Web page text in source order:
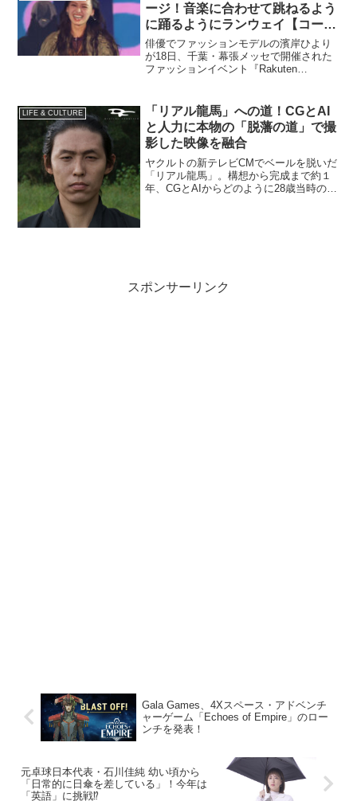
ージ！音楽に合わせて跳ねるよう
に踊るようにランウェイ【コーデ
詳報・価格】
俳優でファッションモデルの濱岸ひより
が18日、千葉・幕張メッセで開催された
ファッションイベント『Rakuten
ー）」×音楽ユニット『MyM（マイム
ー）』Special Stageに登場。
LIFE & CULTURE
「リアル龍馬」への道！CGとAI
と人力に本物の「脱藩の道」で撮
影した映像を融合
ヤクルトの新テレビCMでベールを脱いだ
「リアル龍馬」。構想から完成まで約１
年、CGとAIからどのように28歳当時の坂
スポンサーリンク
Gala Games、4Xスペース・アドベンチ
ャーゲーム「Echoes of Empire」のロー
ンチを発表！
元卓球日本代表・石川佳純 幼い頃から
「日常的に日傘を差している」！今年は
「英語」に挑戦⁉